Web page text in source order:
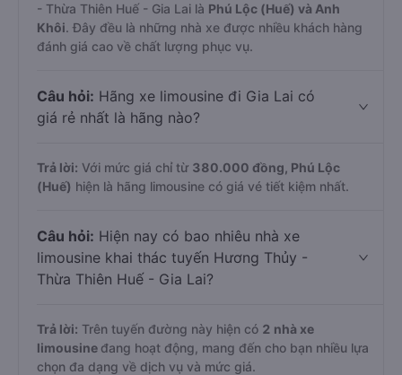
- Thừa Thiên Huế - Gia Lai là Phú Lộc (Huế) và Anh
Khôi. Đây đều là những nhà xe được nhiều khách hàng
đánh giá cao về chất lượng phục vụ.
Câu hỏi: Hãng xe limousine đi Gia Lai có
giá rẻ nhất là hãng nào?
Trả lời: Với mức giá chỉ từ 380.000 đồng, Phú Lộc
(Huế) hiện là hãng limousine có giá vé tiết kiệm nhất.
Câu hỏi: Hiện nay có bao nhiêu nhà xe
limousine khai thác tuyến Hương Thủy -
Thừa Thiên Huế - Gia Lai?
Trả lời: Trên tuyến đường này hiện có 2 nhà xe
limousine đang hoạt động, mang đến cho bạn nhiều lựa
chọn đa dạng về dịch vụ và mức giá.